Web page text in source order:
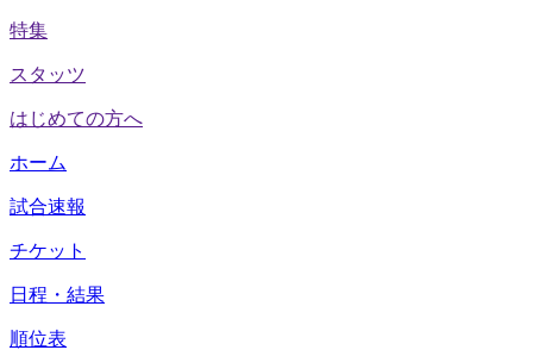
特集
スタッツ
はじめての方へ
ホーム
試合速報
チケット
日程・結果
順位表